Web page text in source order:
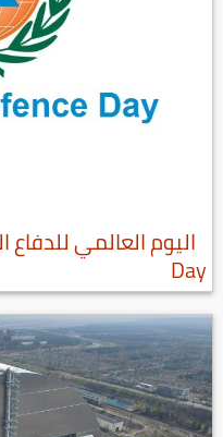
Day